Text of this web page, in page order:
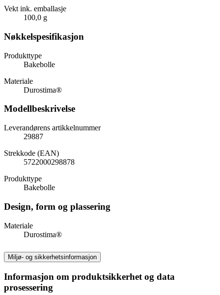
Vekt ink. emballasje
100,0 g
Nøkkelspesifikasjon
Produkttype
Bakebolle
Materiale
Durostima®
Modellbeskrivelse
Leverandørens artikkelnummer
29887
Strekkode (EAN)
5722000298878
Produkttype
Bakebolle
Design, form og plassering
Materiale
Durostima®
Miljø- og sikkerhetsinformasjon
Informasjon om produktsikkerhet og data
prosessering